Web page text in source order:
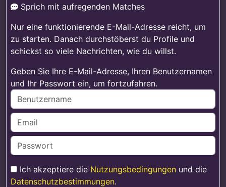
Sprich mit aufregenden Matches
Nur eine funktionierende E-Mail-Adresse reicht, um
zu starten. Danach durchstöberst du Profile und
schickst so viele Nachrichten, wie du willst.
Geben Sie Ihre E-Mail-Adresse, Ihren Benutzernamen
und Ihr Passwort ein, um fortzufahren.
Ich akzeptiere die Nutzungsbedingungen und die
Datenschutzbestimmungen.